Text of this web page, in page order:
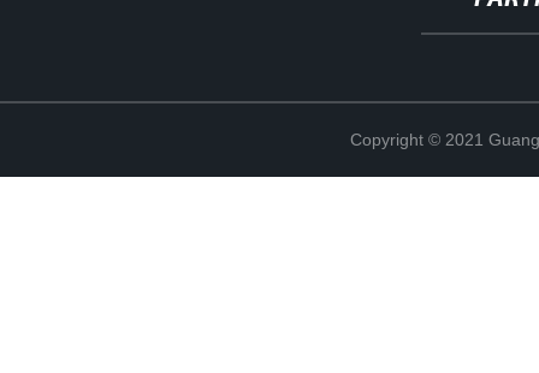
Copyright © 2021